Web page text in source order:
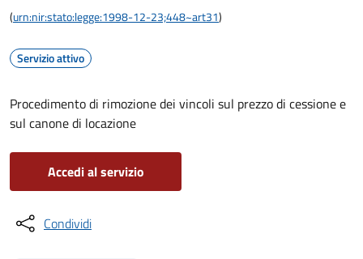
(urn:nir:stato:legge:1998-12-23;448~art31)
Servizio attivo
Procedimento di rimozione dei vincoli sul prezzo di cessione e
sul canone di locazione
Accedi al servizio
Condividi